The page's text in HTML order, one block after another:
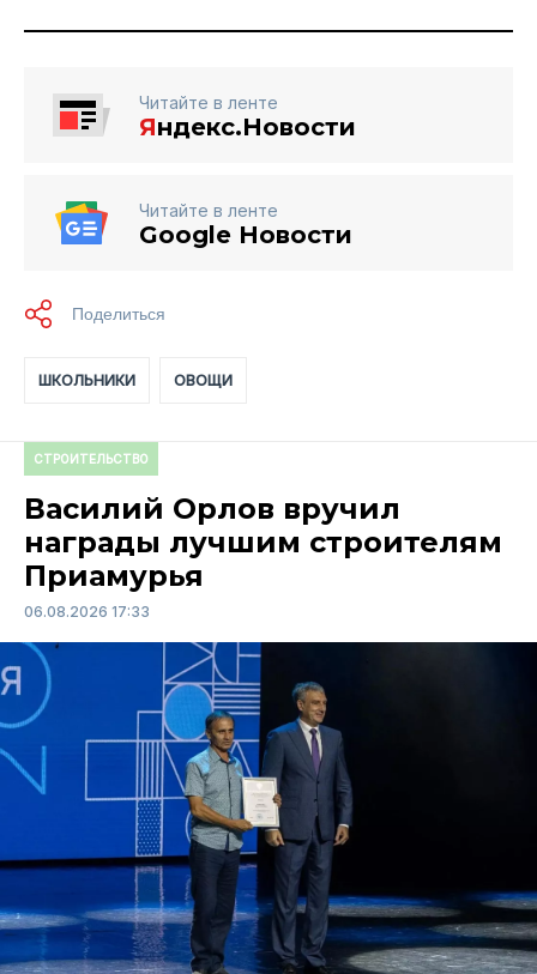
Читайте в ленте
Яндекс.Новости
Читайте в ленте
Google Новости
ШКОЛЬНИКИ ОВОЩИ
СТРОИТЕЛЬСТВО
Василий Орлов вручил
награды лучшим строителям
Приамурья
06.08.2026 17:33